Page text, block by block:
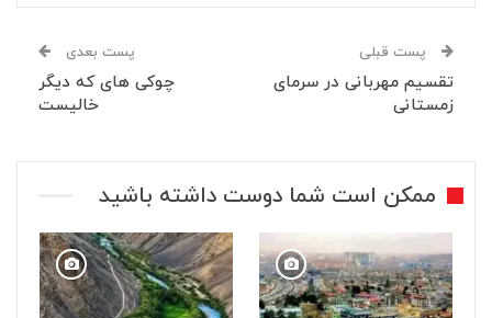
پست قبلی
تقسیم مهربانی در سرمای
زمستانی
پست بعدی
چوکی های که دیگر
خالیست
ممکن است شما دوست داشته باشید